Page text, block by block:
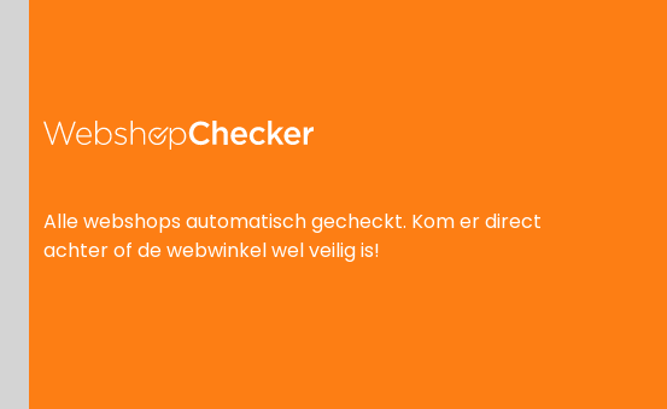
Alle webshops automatisch gecheckt. Kom er direct
achter of de webwinkel wel veilig is!